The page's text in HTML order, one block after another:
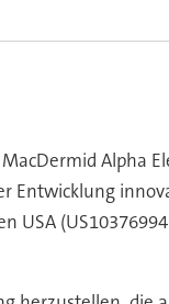
Alpha
Entwicklung